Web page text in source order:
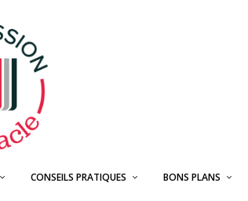
CONSEILS PRATIQUES BONS PLANS